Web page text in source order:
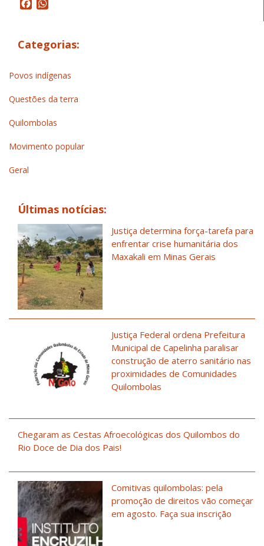
Facebook
Categorias:
Povos indígenas
Questões da terra
Quilombolas
Movimento popular
Geral
Últimas notícias:
Justiça determina força-tarefa para
enfrentar crise humanitária dos
Maxakali em Minas Gerais
Justiça Federal ordena Prefeitura
Municipal de Capelinha paralisar
construção de aterro sanitário nas
proximidades de Comunidades
Quilombolas
Chegaram as Cestas Afroecológicas dos Quilombos do
Rio Doce de Dia dos Pais!
Comitivas quilombolas: pela
promoção de direitos vão começar
em agosto. Faça sua inscrição